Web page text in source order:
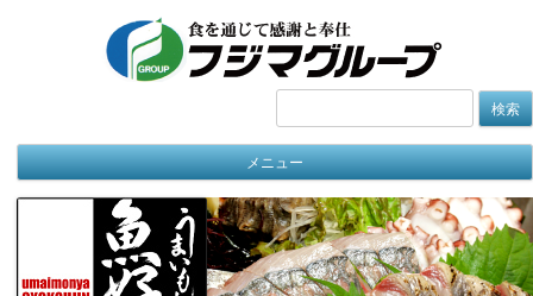
検
メニュー